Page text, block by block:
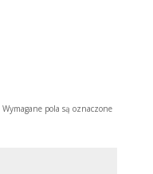
Wymagane pola są oznaczone